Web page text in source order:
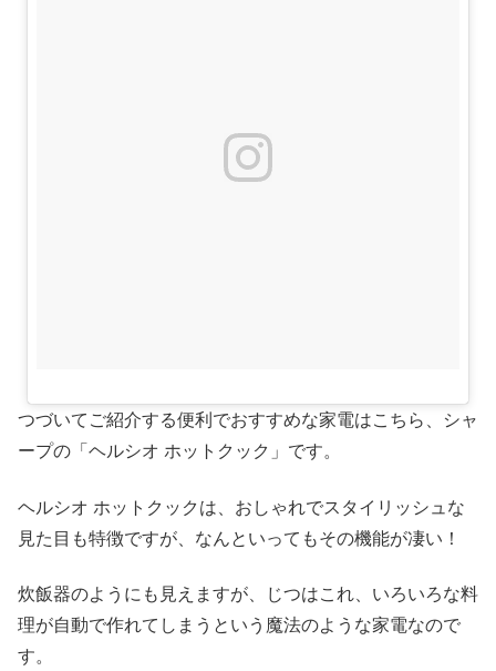
つづいてご紹介する便利でおすすめな家電はこちら、シャ
ープの「ヘルシオ ホットクック」です。
ヘルシオ ホットクックは、おしゃれでスタイリッシュな
見た目も特徴ですが、なんといってもその機能が凄い！
炊飯器のようにも見えますが、じつはこれ、いろいろな料
理が自動で作れてしまうという魔法のような家電なので
す。